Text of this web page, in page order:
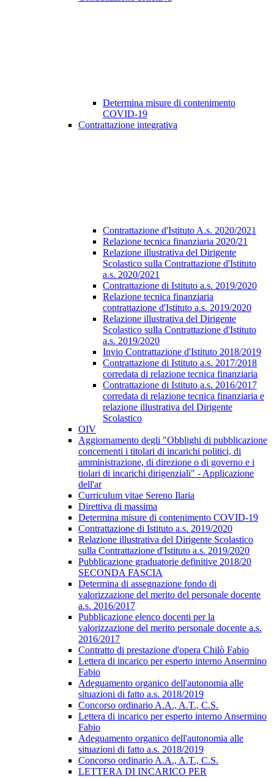
Determina misure di contenimento
COVID-19
Contrattazione integrativa
Contrattazione d'Istituto A.s. 2020/2021
Relazione tecnica finanziaria 2020/21
Relazione illustrativa del Dirigente
Scolastico sulla Contrattazione d'Istituto
a.s. 2020/2021
Contrattazione di Istituto a.s. 2019/2020
Relazione tecnica finanziaria
contrattazione d'Istituto a.s. 2019/2020
Relazione illustrativa del Dirigente
Scolastico sulla Contrattazione d'Istituto
a.s. 2019/2020
Invio Contrattazione d'Istituto 2018/2019
Contrattazione di Istituto a.s. 2017/2018
corredata di relazione tecnica finanziaria
Contrattazione di Istituto a.s. 2016/2017
corredata di relazione tecnica finanziaria e
relazione illustrativa del Dirigente
Scolastico
OIV
Aggiornamento degli "Obblighi di pubblicazione
concernenti i titolari di incarichi politici, di
amministrazione, di direzione o di governo e i
tiolari di incarichi dirigenziali" - Applicazione
dell'ar
Curriculum vitae Sereno Ilaria
Direttiva di massima
Determina misure di contenimento COVID-19
Contrattazione di Istituto a.s. 2019/2020
Relazione illustrativa del Dirigente Scolastico
sulla Contrattazione d'Istituto a.s. 2019/2020
Pubblicazione graduatorie definitive 2018/20
SECONDA FASCIA
Determina di assegnazione fondo di
valorizzazione del merito del personale docente
a.s. 2016/2017
Pubblicazione elenco docenti per la
valorizzazione del merito personale docente a.s.
2016/2017
Contratto di prestazione d'opera Chilò Fabio
Lettera di incarico per esperto interno Ansermino
Fabio
Adeguamento organico dell'autonomia alle
situazioni di fatto a.s. 2018/2019
Concorso ordinario A.A., A.T., C.S.
Lettera di incarico per esperto interno Ansermino
Fabio
Adeguamento organico dell'autonomia alle
situazioni di fatto a.s. 2018/2019
Concorso ordinario A.A., A.T., C.S.
LETTERA DI INCARICO PER